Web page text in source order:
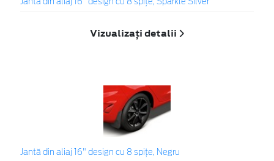
Jantă din aliaj 16" design cu 8 spițe, Sparkle Silver
Vizualizați detalii
Jantă din aliaj 16" design cu 8 spițe, Negru